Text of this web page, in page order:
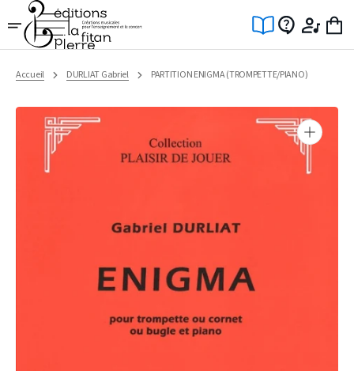
Ignorer
et
passer
au
Accueil DURLIAT Gabriel PARTITION ENIGMA (TROMPETTE/PIANO)
Ouvrir
1